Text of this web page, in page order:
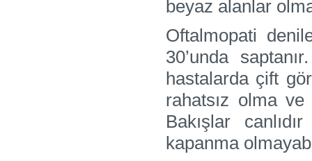
beyaz alanlar
Oftalmopati
30’unda
hastalarda çift
rahatsız olma
Bakışlar
kapanma